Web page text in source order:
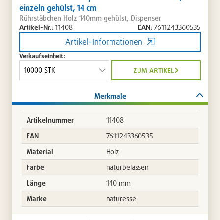
einzeln gehülst, 14 cm
Rührstäbchen Holz 140mm gehülst, Dispenser
Artikel-Nr.:11408 EAN:7611243360535
Artikel-Informationen
Verkaufseinheit:
zum artikel
Merkmale
Artikelnummer
11408
EAN
7611243360535
Material
Holz
Farbe
naturbelassen
Länge
140 mm
Marke
naturesse